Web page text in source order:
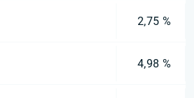
2,75 %
4,98 %